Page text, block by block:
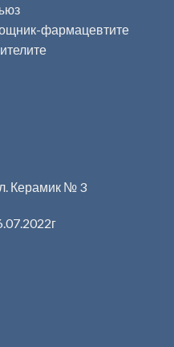
фармацевтите
Керамик № 3